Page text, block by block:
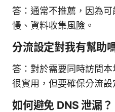
答：通常不推薦，因為
慢、資料收集風險。
分流設定對我有幫助
答：對於需要同時訪問
很實用，但要確保分流設
如何避免 DNS 泄漏？